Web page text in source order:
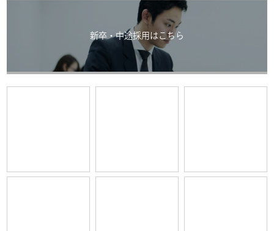
新卒・中途採用はこちら